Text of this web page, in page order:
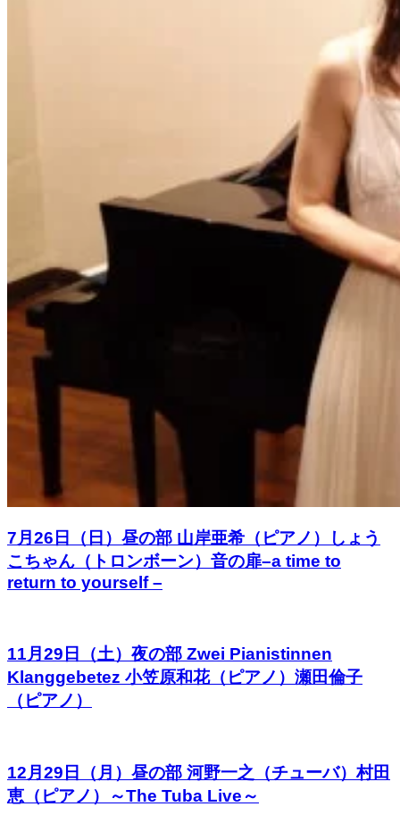
7月26日（日）昼の部 山岸亜希（ピアノ）しょう
こちゃん（トロンボーン）音の扉–a time to
return to yourself –
11月29日（土）夜の部 Zwei Pianistinnen
Klanggebetez 小笠原和花（ピアノ）瀬田倫子
（ピアノ）
12月29日（月）昼の部 河野一之（チューバ）村田
恵（ピアノ）～The Tuba Live～